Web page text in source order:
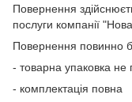
Повернення
послуги компанії
Повернення повинно
- товарна упаковка
- комплектація повна